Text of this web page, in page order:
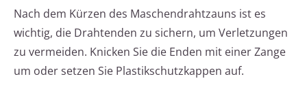
Nach dem Kürzen des Maschendrahtzauns ist es
wichtig, die Drahtenden zu sichern, um Verletzungen
zu vermeiden. Knicken Sie die Enden mit einer Zange
um oder setzen Sie Plastikschutzkappen auf.